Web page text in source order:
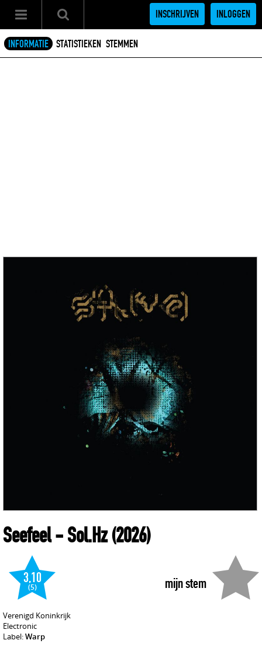
INSCHRIJVEN INLOGGEN
INFORMATIE STATISTIEKEN STEMMEN
Seefeel- Sol.Hz(2026)
mijn stem
3,10
(5)
Verenigd Koninkrijk
Electronic
Label:Warp